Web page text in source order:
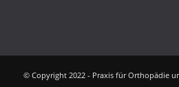
© Copyright 2022 - Praxis für Orthopädie